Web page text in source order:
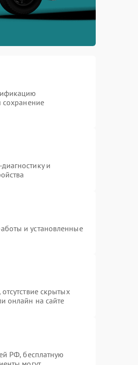
сохранение
и
и установленные
скрытых
онлайн на сайте
РФ, бесплатную